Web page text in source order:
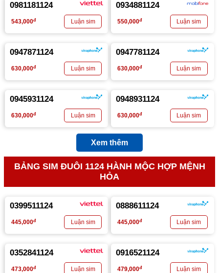
0981181124
543,000đ
0934881124
550,000đ
0947871124
630,000đ
0947781124
630,000đ
0945931124
630,000đ
0948931124
630,000đ
Xem thêm
BẢNG SIM ĐUÔI 1124 HÀNH MỘC HỢP MỆNH
HỎA
0399511124
445,000đ
0888611124
445,000đ
0352841124
473,000đ
0916521124
479,000đ